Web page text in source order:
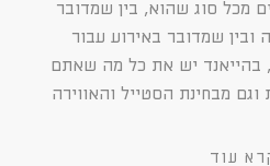
מכל סוג שהוא, בין שמדובר
ובין שמדובר באירוע עבור
בהייאנד יש את כל מה שאתם
וגם מבחינת הסטייל והאווירה
עוד